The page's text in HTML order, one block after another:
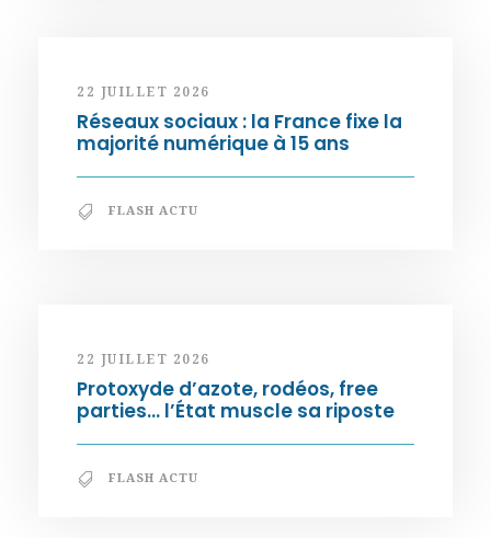
22 JUILLET 2026
Réseaux sociaux : la France fixe la
majorité numérique à 15 ans
FLASH ACTU
22 JUILLET 2026
Protoxyde d’azote, rodéos, free
parties… l’État muscle sa riposte
FLASH ACTU